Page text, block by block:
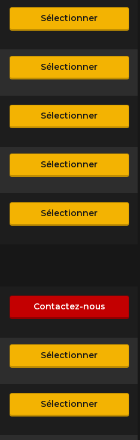
Sélectionner
Sélectionner
Sélectionner
Sélectionner
Sélectionner
Contactez-nous
Sélectionner
Sélectionner